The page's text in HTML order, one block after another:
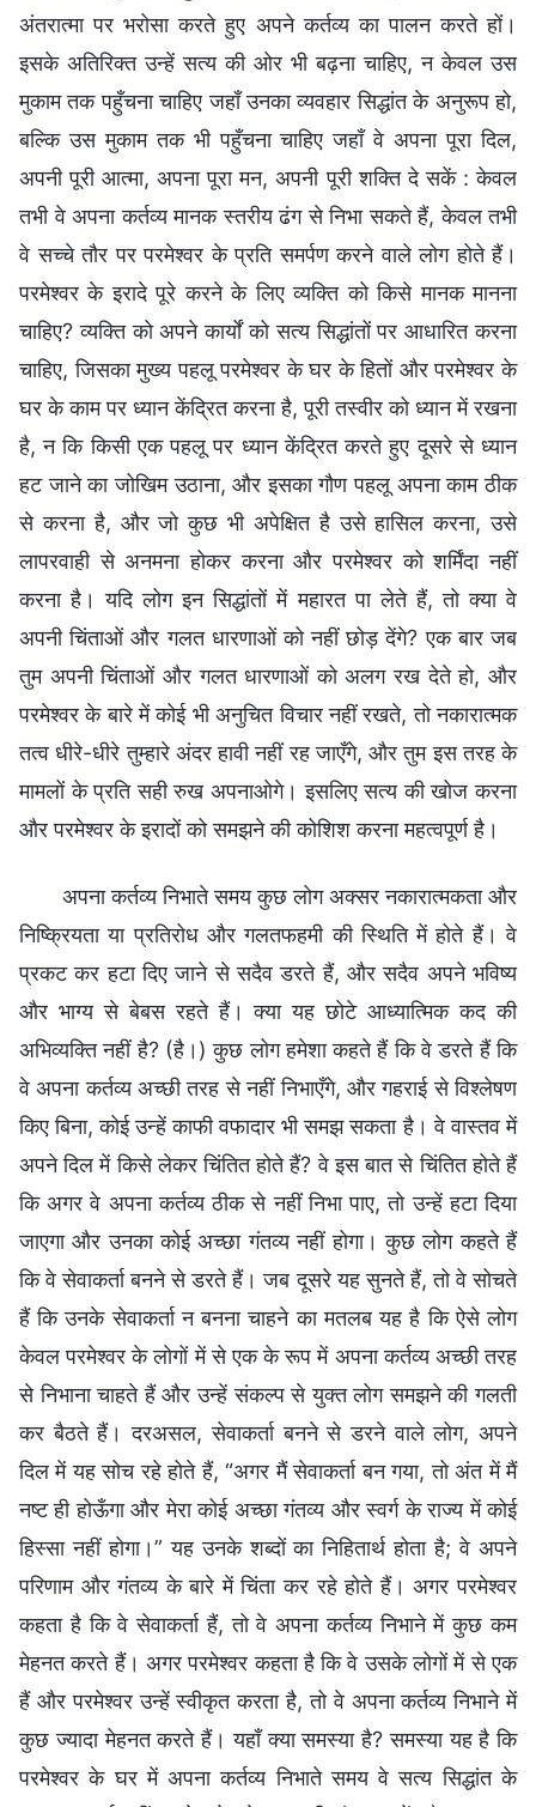
अंतरात्मा पर भरोसा करते हुए अपने कर्तव्य का पालन करते हों।
इसके अतिरिक्त उन्हें सत्य की ओर भी बढ़ना चाहिए, न केवल उस
मुकाम तक पहुँचना चाहिए जहाँ उनका व्यवहार सिद्धांत के अनुरूप हो,
बल्कि उस मुकाम तक भी पहुँचना चाहिए जहाँ वे अपना पूरा दिल,
अपनी पूरी आत्मा, अपना पूरा मन, अपनी पूरी शक्ति दे सकें : केवल
तभी वे अपना कर्तव्य मानक स्तरीय ढंग से निभा सकते हैं, केवल तभी
वे सच्चे तौर पर परमेश्वर के प्रति समर्पण करने वाले लोग होते हैं।
परमेश्वर के इरादे पूरे करने के लिए व्यक्ति को किसे मानक मानना
चाहिए? व्यक्ति को अपने कार्यों को सत्य सिद्धांतों पर आधारित करना
चाहिए, जिसका मुख्य पहलू परमेश्वर के घर के हितों और परमेश्वर के
घर के काम पर ध्यान केंद्रित करना है, पूरी तस्वीर को ध्यान में रखना
है, न कि किसी एक पहलू पर ध्यान केंद्रित करते हुए दूसरे से ध्यान
हट जाने का जोखिम उठाना, और इसका गौण पहलू अपना काम ठीक
से करना है, और जो कुछ भी अपेक्षित है उसे हासिल करना, उसे
लापरवाही से अनमना होकर करना और परमेश्वर को शर्मिंदा नहीं
करना है। यदि लोग इन सिद्धांतों में महारत पा लेते हैं, तो क्या वे
अपनी चिंताओं और गलत धारणाओं को नहीं छोड़ देंगे? एक बार जब
तुम अपनी चिंताओं और गलत धारणाओं को अलग रख देते हो, और
परमेश्वर के बारे में कोई भी अनुचित विचार नहीं रखते, तो नकारात्मक
तत्व धीरे-धीरे तुम्हारे अंदर हावी नहीं रह जाएँगे, और तुम इस तरह के
मामलों के प्रति सही रुख अपनाओगे। इसलिए सत्य की खोज करना
और परमेश्वर के इरादों को समझने की कोशिश करना महत्वपूर्ण है।
अपना कर्तव्य निभाते समय कुछ लोग अक्सर नकारात्मकता और
निष्क्रियता या प्रतिरोध और गलतफहमी की स्थिति में होते हैं। वे
प्रकट कर हटा दिए जाने से सदैव डरते हैं, और सदैव अपने भविष्य
और भाग्य से बेबस रहते हैं। क्या यह छोटे आध्यात्मिक कद की
अभिव्यक्ति नहीं है? (है।) कुछ लोग हमेशा कहते हैं कि वे डरते हैं कि
वे अपना कर्तव्य अच्छी तरह से नहीं निभाएँगे, और गहराई से विश्लेषण
किए बिना, कोई उन्हें काफी वफादार भी समझ सकता है। वे वास्तव में
अपने दिल में किसे लेकर चिंतित होते हैं? वे इस बात से चिंतित होते हैं
कि अगर वे अपना कर्तव्य ठीक से नहीं निभा पाए, तो उन्हें हटा दिया
जाएगा और उनका कोई अच्छा गंतव्य नहीं होगा। कुछ लोग कहते हैं
कि वे सेवाकर्ता बनने से डरते हैं। जब दूसरे यह सुनते हैं, तो वे सोचते
हैं कि उनके सेवाकर्ता न बनना चाहने का मतलब यह है कि ऐसे लोग
केवल परमेश्वर के लोगों में से एक के रूप में अपना कर्तव्य अच्छी तरह
से निभाना चाहते हैं और उन्हें संकल्प से युक्त लोग समझने की गलती
कर बैठते हैं। दरअसल, सेवाकर्ता बनने से डरने वाले लोग, अपने
दिल में यह सोच रहे होते हैं, “अगर मैं सेवाकर्ता बन गया, तो अंत में मैं
नष्ट ही होऊँगा और मेरा कोई अच्छा गंतव्य और स्वर्ग के राज्य में कोई
हिस्सा नहीं होगा।” यह उनके शब्दों का निहितार्थ होता है; वे अपने
परिणाम और गंतव्य के बारे में चिंता कर रहे होते हैं। अगर परमेश्वर
कहता है कि वे सेवाकर्ता हैं, तो वे अपना कर्तव्य निभाने में कुछ कम
मेहनत करते हैं। अगर परमेश्वर कहता है कि वे उसके लोगों में से एक
हैं और परमेश्वर उन्हें स्वीकृत करता है, तो वे अपना कर्तव्य निभाने में
कुछ ज्यादा मेहनत करते हैं। यहाँ क्या समस्या है? समस्या यह है कि
परमेश्वर के घर में अपना कर्तव्य निभाते समय वे सत्य सिद्धांत के